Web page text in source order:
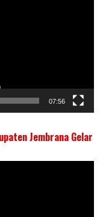
07:56
Jembrana Gelar